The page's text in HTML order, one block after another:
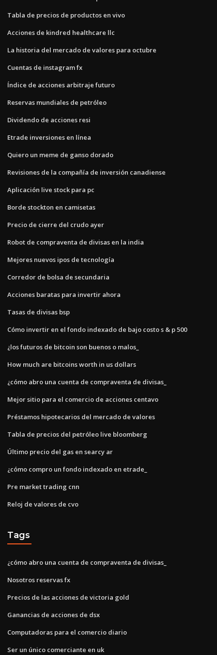
Tabla de precios de productos en vivo
Acciones de kindred healthcare llc
La historia del mercado de valores para octubre
Cuentas de instagram fx
Índice de acciones arbitraje futuro
Reservas mundiales de petróleo
Dividendo de acciones resi
Etrade inversiones en línea
Quiero un meme de ganso dorado
Revisiones de la compañía de inversión canadiense
Aplicación live stock para pc
Borde stockton en camisetas
Precio de cierre del crudo ayer
Robot de compraventa de divisas en la india
Mejores nuevos ipos de tecnología
Corredor de bolsa de secundaria
Acciones baratas para invertir ahora
Tasas de divisas bsp
Cómo invertir en el fondo indexado de bajo costo s & p 500
¿los futuros de bitcoin son buenos o malos_
How much are bitcoins worth in us dollars
¿cómo abro una cuenta de compraventa de divisas_
Mejor sitio para el comercio de acciones centavo
Préstamos hipotecarios del mercado de valores
Tabla de precios del petróleo live bloomberg
Último precio del gas en searcy ar
¿cómo compro un fondo indexado en etrade_
Pre market trading cnn
Reloj de valores de cvo
Tags
¿cómo abro una cuenta de compraventa de divisas_
Nosotros reservas fx
Precios de las acciones de victoria gold
Ganancias de acciones de dsx
Computadoras para el comercio diario
Ser un único comerciante en uk